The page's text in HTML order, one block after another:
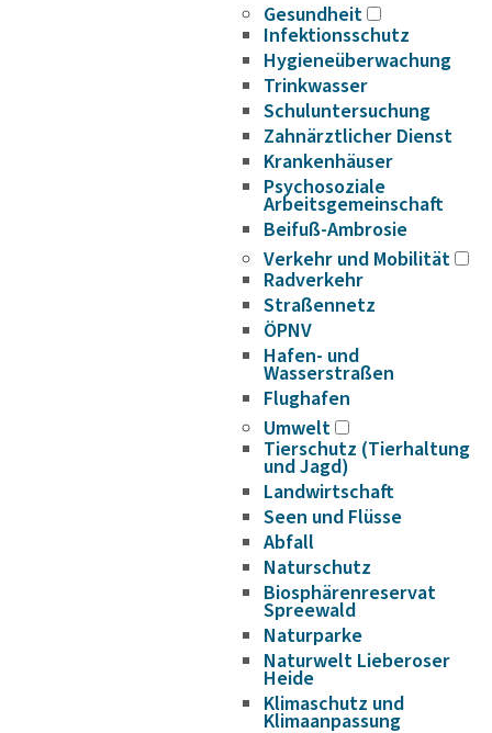
Gesundheit
Infektionsschutz
Hygieneüberwachung
Trinkwasser
Schuluntersuchung
Zahnärztlicher Dienst
Krankenhäuser
Psychosoziale
Arbeitsgemeinschaft
Beifuß-Ambrosie
Verkehr und Mobilität
Radverkehr
Straßennetz
ÖPNV
Hafen- und
Wasserstraßen
Flughafen
Umwelt
Tierschutz (Tierhaltung
und Jagd)
Landwirtschaft
Seen und Flüsse
Abfall
Naturschutz
Biosphärenreservat
Spreewald
Naturparke
Naturwelt Lieberoser
Heide
Klimaschutz und
Klimaanpassung